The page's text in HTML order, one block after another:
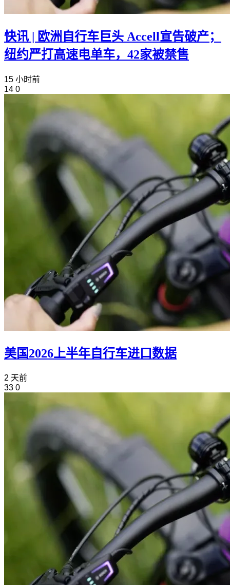
快讯 | 欧洲自行车巨头 Accell宣告破产；
纽约严打高速电单车，42家被禁售
15 小时前
14 0
美国2026上半年自行车进口数据
2 天前
33 0